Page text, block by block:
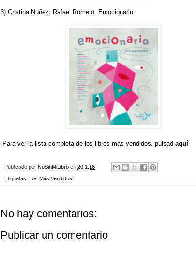
3) Cristina Nuñez, Rafael Romero: Emocionario
-Para ver la lista completa de los libros más vendidos , pulsad aquí
Publicado por NoSinMiLibro en 20.1.16
Etiquetas: Los Más Vendidos
No hay comentarios:
Publicar un comentario